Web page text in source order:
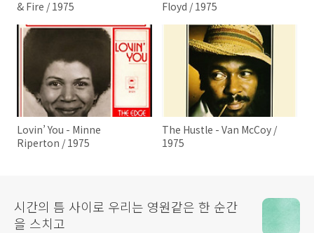
& Fire / 1975
Floyd / 1975
Lovin’ You - Minne
Riperton / 1975
The Hustle - Van McCoy /
1975
시간의 틈 사이로 우리는 영원같은 한 순간
을 스치고